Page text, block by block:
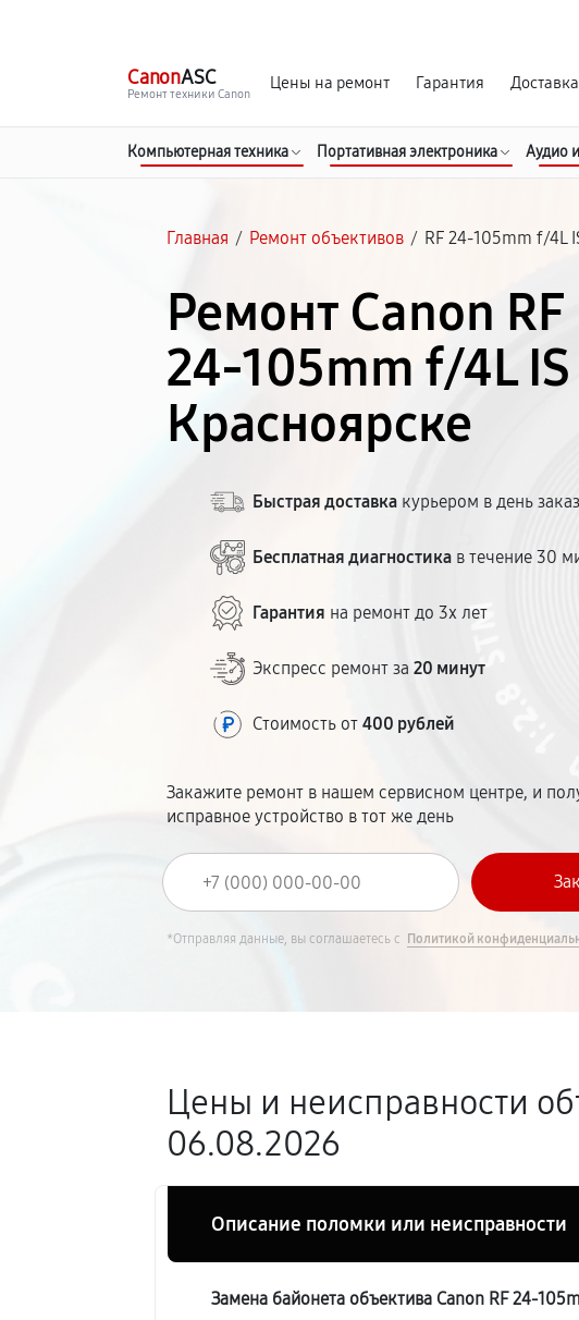
CanonASC
Ремонт техники Canon
Цены на ремонт Гарантия Доставка
Компьютерная техника Портативная электроника Аудио
Главная / Ремонт объективов / RF 24‑105mm f/4L
Ремонт Canon RF
24‑105mm f/4L IS
Красноярске
Быстрая доставка курьером в день
Бесплатная диагностика в течение 30
Гарантия на ремонт до 3х лет
Экспресс ремонт за20 минут
Стоимость от400 рублей
Закажите ремонт в нашем сервисном центре, и
исправное устройство в тот же день
*Отправляя данные, вы соглашаетесь с Политикой
Цены и неисправности
06.08.2026
Описание поломки или неисправности
Замена байонета объектива Canon RF